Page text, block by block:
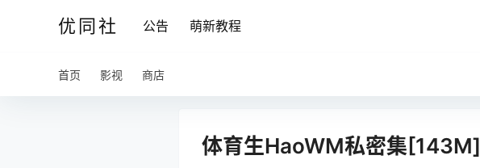
优同社 公告 萌新教程
首页 影视 商店
体育生HaoWM私密集[143M]